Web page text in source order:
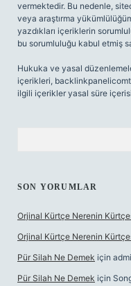
vermektedir. Bu nedenle,
veya araştırma
yazdıkları içeriklerin
bu sorumluluğu kabul etmiş
Hukuka ve yasal
içerikleri,
ilgili içerikler yasal süre
SON YORUMLAR
Orjinal Kürtçe Nerenin
Orjinal Kürtçe Nerenin
Pür Silah Ne Demek için
Pür Silah Ne Demek için